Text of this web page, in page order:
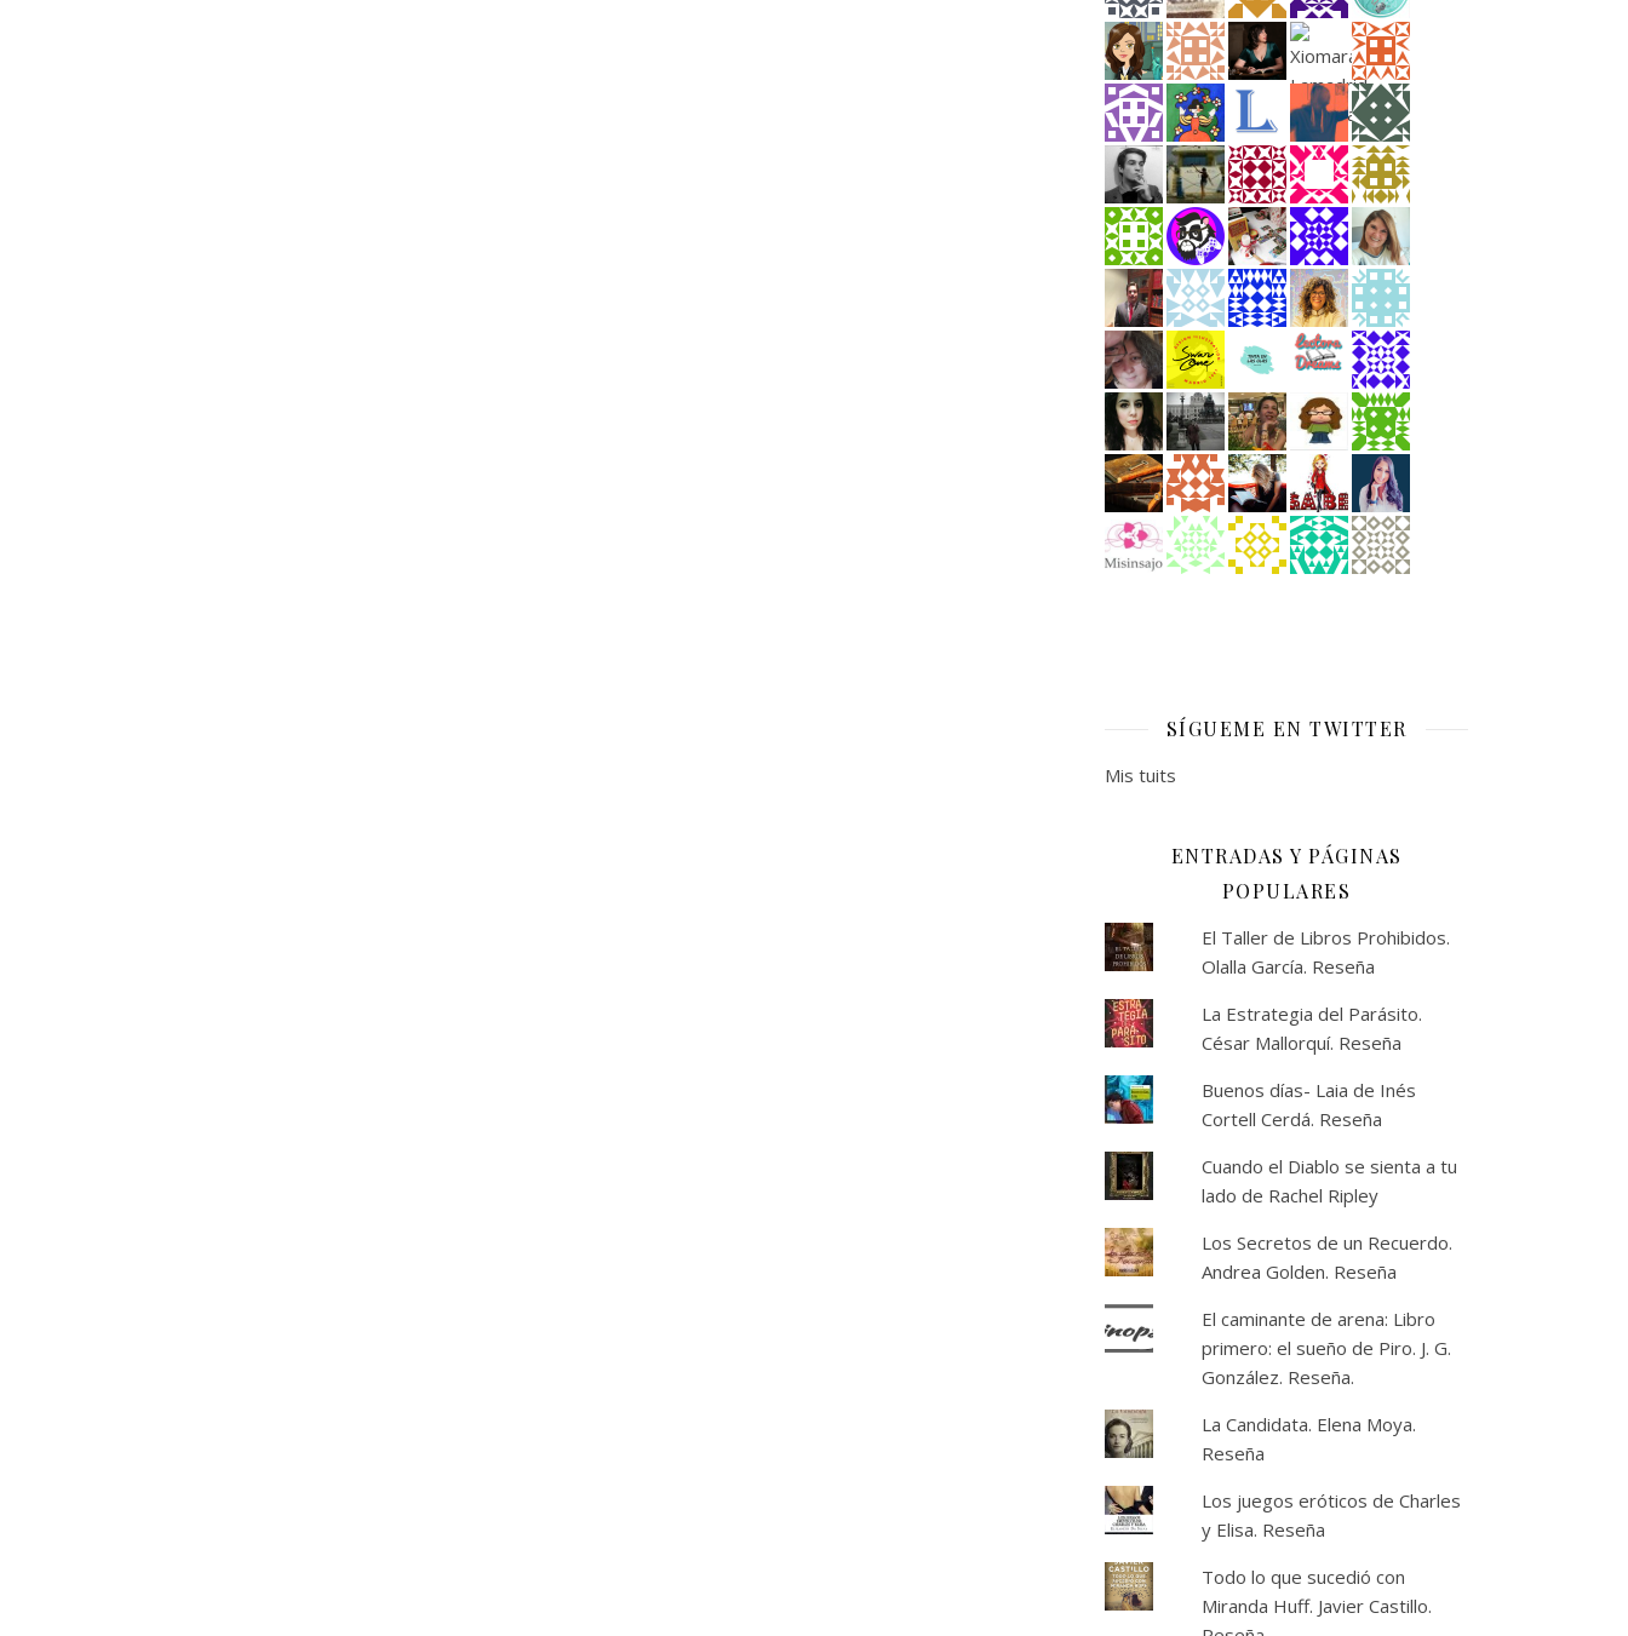
SÍGUEME EN TWITTER
Mis tuits
ENTRADAS Y PÁGINAS
POPULARES
El Taller de Libros Prohibidos.
Olalla García. Reseña
La Estrategia del Parásito.
César Mallorquí. Reseña
Buenos días- Laia de Inés
Cortell Cerdá. Reseña
Cuando el Diablo se sienta a tu
lado de Rachel Ripley
Los Secretos de un Recuerdo.
Andrea Golden. Reseña
El caminante de arena: Libro
primero: el sueño de Piro. J. G.
González. Reseña.
La Candidata. Elena Moya.
Reseña
Los juegos eróticos de Charles
y Elisa. Reseña
Todo lo que sucedió con
Miranda Huff. Javier Castillo.